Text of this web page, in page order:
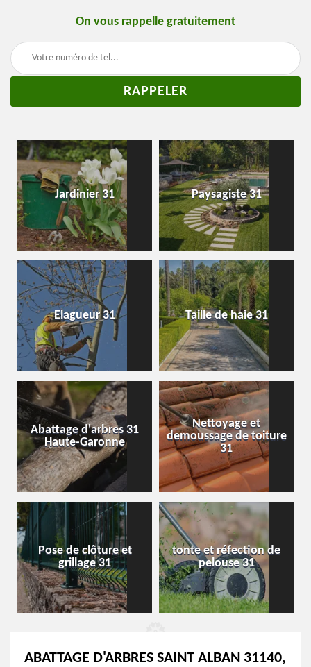
On vous rappelle gratuitement
Jardinier 31 Paysagiste 31
Elagueur 31 Taille de haie 31
Abattage d'arbres 31
Haute-Garonne
Nettoyage et
demoussage de toiture
31
Pose de clôture et
grillage 31
tonte et réfection de
pelouse 31
ABATTAGE D'ARBRES SAINT ALBAN 31140,